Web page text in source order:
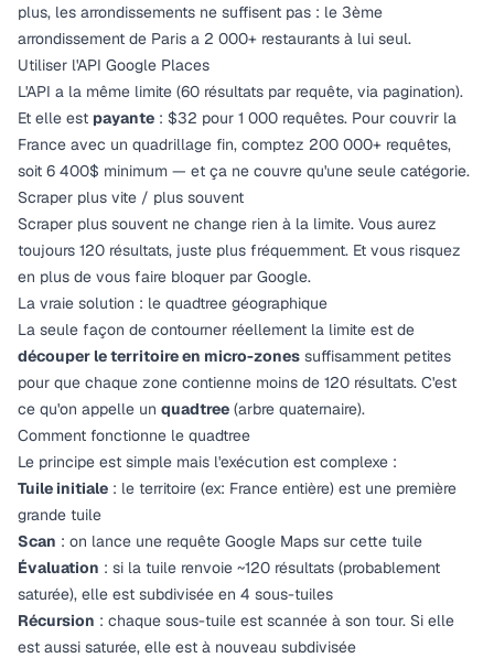
plus, les arrondissements ne suffisent pas : le 3ème
arrondissement de Paris a 2 000+ restaurants à lui seul.
Utiliser l'API Google Places
L'API a la même limite (60 résultats par requête, via pagination).
Et elle est payante : $32 pour 1 000 requêtes. Pour couvrir la
France avec un quadrillage fin, comptez 200 000+ requêtes,
soit 6 400$ minimum — et ça ne couvre qu'une seule catégorie.
Scraper plus vite / plus souvent
Scraper plus souvent ne change rien à la limite. Vous aurez
toujours 120 résultats, juste plus fréquemment. Et vous risquez
en plus de vous faire bloquer par Google.
La vraie solution : le quadtree géographique
La seule façon de contourner réellement la limite est de
découper le territoire en micro-zones suffisamment petites
pour que chaque zone contienne moins de 120 résultats. C'est
ce qu'on appelle un quadtree (arbre quaternaire).
Comment fonctionne le quadtree
Le principe est simple mais l'exécution est complexe :
Tuile initiale : le territoire (ex: France entière) est une première
grande tuile
Scan : on lance une requête Google Maps sur cette tuile
Évaluation : si la tuile renvoie ~120 résultats (probablement
saturée), elle est subdivisée en 4 sous-tuiles
Récursion : chaque sous-tuile est scannée à son tour. Si elle
est aussi saturée, elle est à nouveau subdivisée